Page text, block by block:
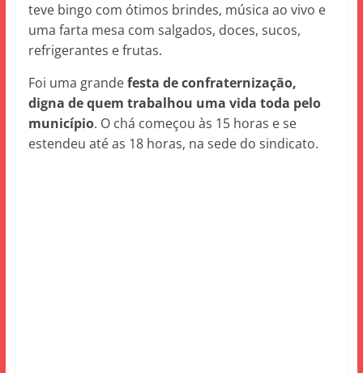
teve bingo com ótimos brindes, música ao vivo e
uma farta mesa com salgados, doces, sucos,
refrigerantes e frutas.
Foi uma grandefesta de confraternização,
digna de quem trabalhou uma vida toda pelo
município. O chá começou às 15 horas e se
estendeu até as 18 horas, na sede do sindicato.